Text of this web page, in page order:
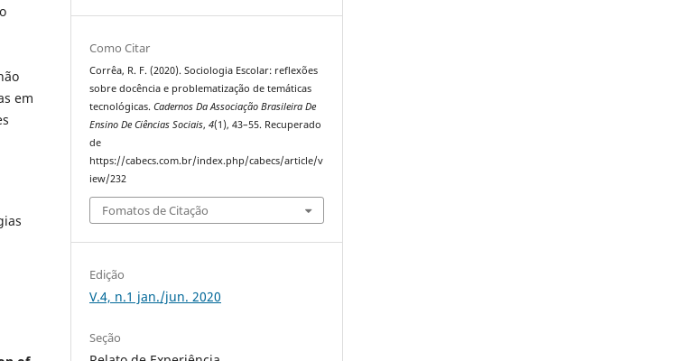
em
Como Citar
Corrêa, R. F. (2020). Sociologia Escolar: reflexões
sobre docência e problematização de temáticas
tecnológicas.Cadernos Da Associação Brasileira De
Ensino De Ciências Sociais,4(1), 43–55. Recuperado
de
https://cabecs.com.br/index.php/cabecs/article/v
iew/232
Fomatos de Citação
Edição
V.4, n.1 jan./jun. 2020
Seção